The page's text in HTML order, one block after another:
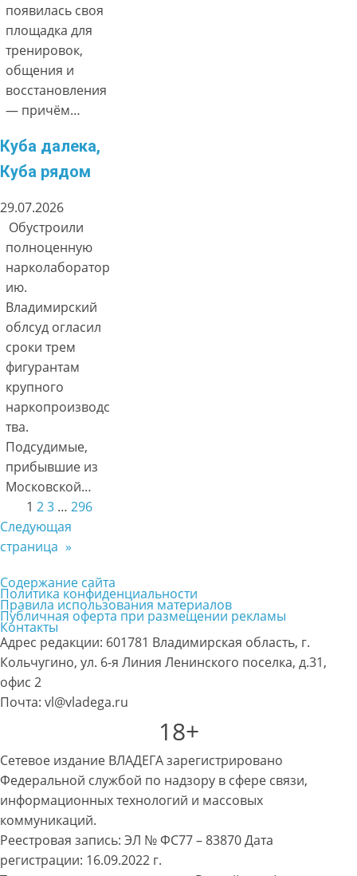
появилась своя
площадка для
тренировок,
общения и
восстановления
— причём…
Куба далека,
Куба рядом
29.07.2026
Обустроили
полноценную
нарколаборатор
ию.
Владимирский
облсуд огласил
сроки трем
фигурантам
крупного
наркопроизводс
тва.
Подсудимые,
прибывшие из
Московской…
1 23 … 296
Следующая
страница »
Содержание сайта
Политика конфиденциальности
Правила использования материалов
Публичная оферта при размещении рекламы
Контакты
Адрес редакции: 601781 Владимирская область, г.
Кольчугино, ул. 6-я Линия Ленинского поселка, д.31,
офис 2
Почта: vl@vladega.ru
18+
Сетевое издание ВЛАДЕГА зарегистрировано
Федеральной службой по надзору в сфере связи,
информационных технологий и массовых
коммуникаций.
Реестровая запись: ЭЛ № ФС77 – 83870 Дата
регистрации: 16.09.2022 г.